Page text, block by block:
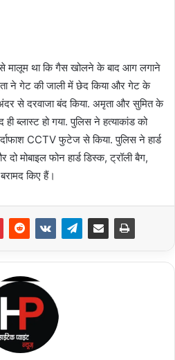
मालूम था कि गैस खोलने के बाद आग लगाने
ने गेट की जाली में छेद किया और गेट के
से दरवाजा बंद किया. अमृता और सुमित के
ब्लास्ट हो गया. पुलिस ने हत्याकांड को
CCTV फुटेज से किया. पुलिस ने हार्ड
मोबाइल फोन हार्ड डिस्क, ट्रॉली बैग,
किए हैं।